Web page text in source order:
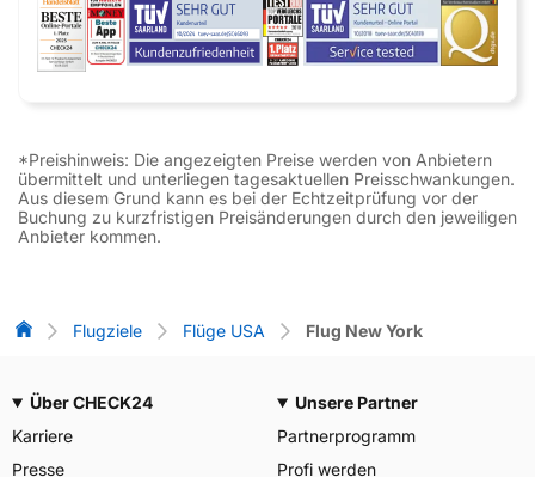
*Preishinweis: Die angezeigten Preise werden von Anbietern
übermittelt und unterliegen tagesaktuellen Preisschwankungen.
Aus diesem Grund kann es bei der Echtzeitprüfung vor der
Buchung zu kurzfristigen Preisänderungen durch den jeweiligen
Anbieter kommen.
Flug-Vergleich
Flugziele Flüge USA Flug New York
Über CHECK24
Karriere
Presse
Unsere Partner
Partnerprogramm
Profi werden